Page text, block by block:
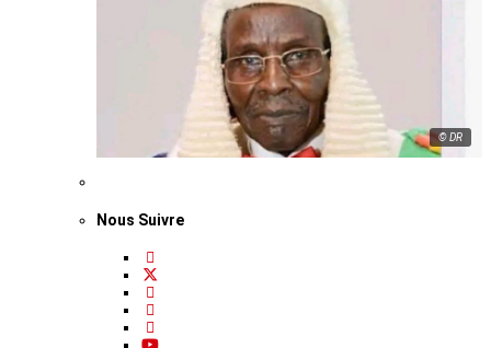
© DR
Nous Suivre